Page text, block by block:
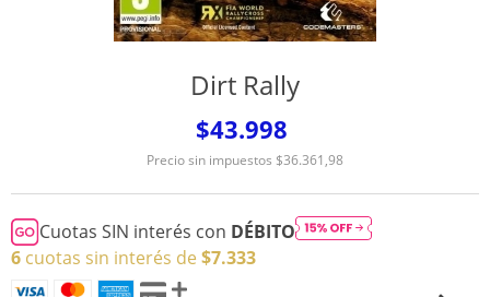
Dirt Rally
$43.998
Precio sin impuestos $36.361,98
Cuotas SIN interés con DÉBITO
6 cuotas sin interés de $7.333